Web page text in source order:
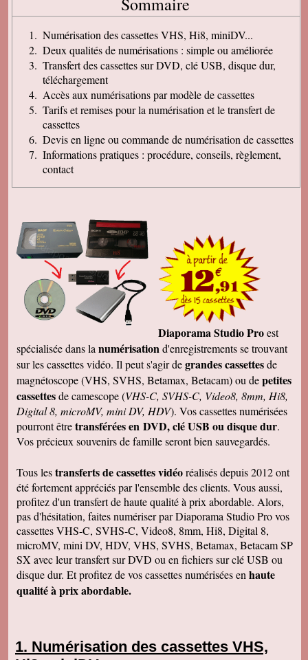
Numérisation des cassettes VHS, Hi8, miniDV...
Deux qualités de numérisations : simple ou améliorée
Transfert des cassettes sur DVD, clé USB, disque dur,
téléchargement
Accès aux numérisations par modèle de cassettes
Tarifs et remises pour la numérisation et le transfert de
cassettes
Devis en ligne ou commande de numérisation de cassettes
Informations pratiques : procédure, conseils, règlement,
contact
Diaporama Studio Proest
spécialisée dans la numérisationd'enregistrements se trouvant
sur les cassettes vidéo. Il peut s'agir degrandes cassettesde
magnétoscope (VHS, SVHS, Betamax, Betacam) ou depetites
cassettesde camescope (VHS-C, SVHS-C, Video8, 8mm, Hi8,
Digital 8, microMV, mini DV, HDV). Vos cassettes numérisées
pourront êtretransférées en DVD, clé USB ou disque dur.
Vos précieux souvenirs de famille seront bien sauvegardés.
Tous lestransferts de cassettes vidéoréalisés depuis 2012 ont
été fortement appréciés par l'ensemble des clients. Vous aussi,
profitez d'un transfert de haute qualité à prix abordable. Alors,
pas d'hésitation, faites numériser par Diaporama Studio Pro vos
cassettes VHS-C, SVHS-C, Video8, 8mm, Hi8, Digital 8,
microMV, mini DV, HDV, VHS, SVHS, Betamax, Betacam SP
SX avec leur transfert sur DVD ou en fichiers sur clé USB ou
disque dur. Et profitez de vos cassettes numérisées en haute
qualité à prix abordable.
Numérisation des cassettes VHS,